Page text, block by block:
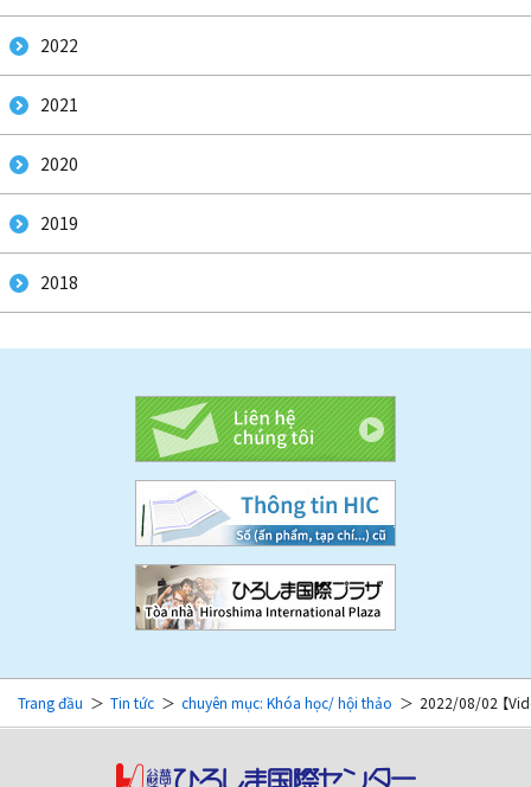
2022
2021
2020
2019
2018
Trang đầu Tin tức chuyên mục: Khóa học/ hội thảo 2022/08/02 【